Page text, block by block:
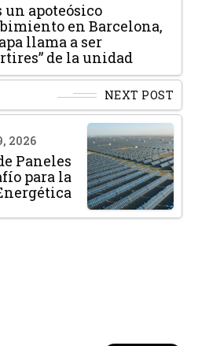
un apoteósico
en Barcelona,
llama a ser
de la unidad
NEXT POST
2026
Paneles
para la